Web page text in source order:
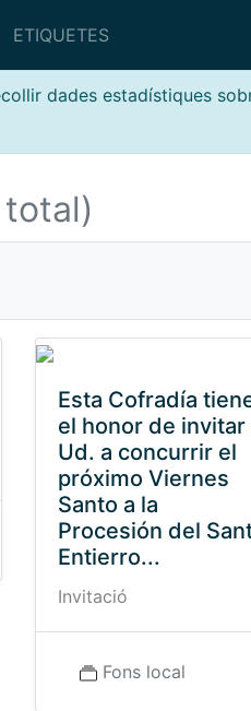
ETIQUETES
dades estadístiques
Esta Cofradía
el honor de invitar
Ud. a concurrir el
próximo Viernes
Santo a la
Procesión del
Entierro...
Invitació
Fons local